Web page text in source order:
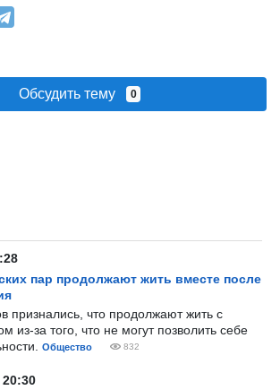
Обсудить тему 0
пар продолжают жить вместе после
признались, что продолжают жить с
из-за того, что не могут позволить себе
Общество 832
20:30